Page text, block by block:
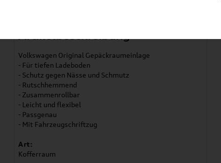
Volkswagen Original Gepäckraumeinlage
- Für tiefen Ladeboden
- Schutz gegen Nässe und Schmutz
- Rutschhemmend
- Zusammenrollbar
- Leicht und flexibel
- Passgenau
- Mit Fahrzeugschriftzug
Art:
Kofferraum